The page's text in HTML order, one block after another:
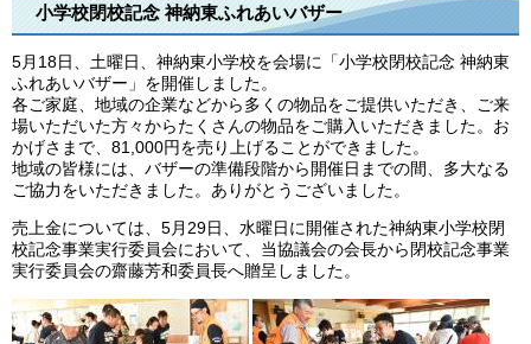
小学校閉校記念 神納東ふれあいバザー
5月18日、土曜日、神納東小学校を会場に「小学校閉校記念 神納東
ふれあいバザー」を開催しました。
各ご家庭、地域の企業などから多くの物品をご提供いただき、ご来
場いただいた方々からたくさんの物品をご購入いただきました。お
かげさまで、81,000円を売り上げることができました。
地域の皆様には、バザーの準備段階から開催日までの間、多大なる
ご協力をいただきました。ありがとうございました。
売上金については、5月29日、水曜日に開催された神納東小学校閉
校記念事業実行委員会において、当協議会の会長から閉校記念事業
実行委員会の齋藤芳和委員長へ贈呈しました。